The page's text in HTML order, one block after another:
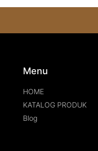
Menu
HOME
KATALOG PRODUK
Blog